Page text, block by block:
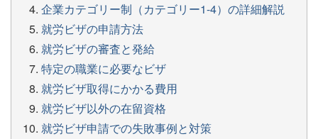
企業カテゴリー制（カテゴリー1-4）の詳細解説
就労ビザの申請方法
就労ビザの審査と発給
特定の職業に必要なビザ
就労ビザ取得にかかる費用
就労ビザ以外の在留資格
就労ビザ申請での失敗事例と対策